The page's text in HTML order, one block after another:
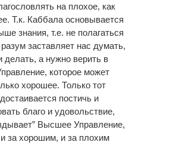
на плохое, как
Т.к. Каббала основывается
знания, т.е. не полагаться
разум заставляет нас думать,
делать, а нужно верить в
которое может
хорошее. Только тот
постичь и
благо и удовольствие,
Высшее Управление,
и за хорошим, и за плохим